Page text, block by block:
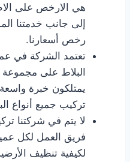
هي الارخص على
إلى جانب خدمتنا
رخص أسعارنا.
تعتمد الشركة في
البلاط على
يمتلكون خبرة
تركيب جميع أنواع
لا يتم في شركتنا
فريق العمل لكل
لكيفية تنظيف